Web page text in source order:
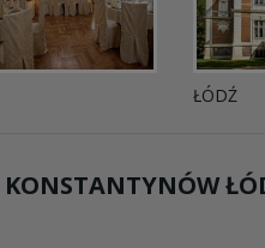
ŁÓDŹ
KONSTANTYNÓW